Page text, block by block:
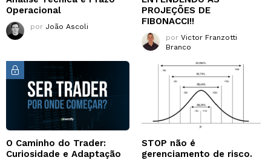
Operacional
por João Ascoli
PROJEÇÕES DE
FIBONACCI!!
por Victor Franzotti
Branco
O Caminho do Trader:
Curiosidade e Adaptação
STOP não é
gerenciamento de risco.